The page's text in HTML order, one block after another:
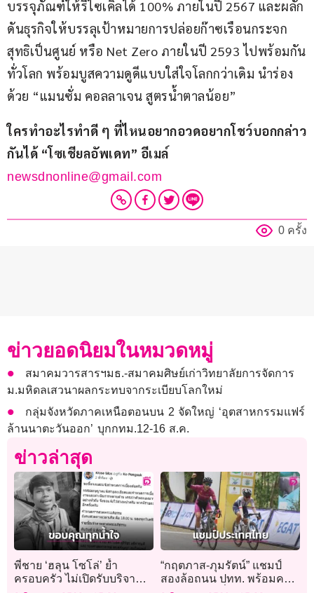
บรรจุภัณฑ์ให้รีไซเคิลได้ 100% ภายในปี 2567 และผลัก
ดันธุรกิจให้บรรลุเป้าหมายการปล่อยก๊าซเรือนกระจก
สุทธิเป็นศูนย์ หรือ Net Zero ภายในปี 2593 ไปพร้อมกัน
ทั่วโลก พร้อมบูสความดูดีแบบใส่ใจโลกกว่าเดิม นำร่อง
ด้วย “แมนซั่ม คอลลาเจน สูตรน้ำตาลน้อย”
ใครทำอะไรทำดี ๆ ที่ไหนอยากอวดอยากโชว์บอกกล่าว
กันได้ “โซเชียลอัพเดท” อีเมล์
newsdnonline@gmail.com
0 ครั้ง
ข่าวยอดนิยมในหมวดหมู่
สมาคมวารสารฯมธ.-สมาคมศิษย์เก่าวิทยาลัยการจัดการ
ม.มหิดลเสวนาผลกระทบจากระเบียบโลกใหม่
กลุ่มจังหวัดภาคเหนือตอนบน 2 จัดใหญ่ ‘อุตสาหกรรมแฟร์
ล้านนาตะวันออก’ บุกกทม.12-16 ส.ค.
ข่าวล่าสุด
พี่ชาย ‘ฮลุน โซโล่’ ย้ำ
ครอบครัว ไม่เปิดรับบริจาค
“กฤตภาส-ภุมรัตน์” แชมป์
สองล้อถนน ปทท. พร้อมคว้า